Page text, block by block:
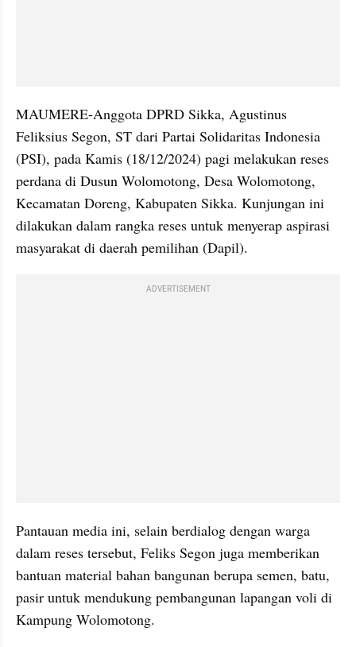
MAUMERE-Anggota DPRD Sikka, Agustinus
Feliksius Segon, ST dari Partai Solidaritas Indonesia
(PSI), pada Kamis (18/12/2024) pagi melakukan reses
perdana di Dusun Wolomotong, Desa Wolomotong,
Kecamatan Doreng, Kabupaten Sikka. Kunjungan ini
dilakukan dalam rangka reses untuk menyerap aspirasi
masyarakat di daerah pemilihan (Dapil).
ADVERTISEMENT
Pantauan media ini, selain berdialog dengan warga
dalam reses tersebut, Feliks Segon juga memberikan
bantuan material bahan bangunan berupa semen, batu,
pasir untuk mendukung pembangunan lapangan voli di
Kampung Wolomotong.